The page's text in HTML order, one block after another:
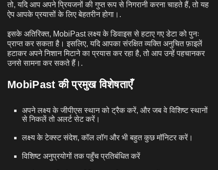
तो, यदि आप अपने प्रियजनों की गुप्त रूप से निगरानी करना चाहते हैं, तो यह
ऐप आपके प्रयासों के लिए बेहतरीन होगा।.
इसके अतिरिक्त, MobiPast लक्ष्य के डिवाइस से हटाए गए डेटा को पुनः
प्राप्त कर सकता है। इसलिए, यदि आपका संरक्षित व्यक्ति अनुचित फ़ाइलें
हटाकर अपने निशान मिटाने का प्रयास कर रहा है, तो आप उन्हें पहचानकर
उनसे सामना कर सकते हैं।.
MobiPast की प्रमुख विशेषताएँ
अपने लक्ष्य के जीपीएस स्थान को ट्रैक करें, और जब वे विशिष्ट स्थानों
से निकलें तो अलर्ट सेट करें।
लक्ष्य के टेक्स्ट संदेश, कॉल लॉग और भी बहुत कुछ मॉनिटर करें।
विशिष्ट अनुप्रयोगों तक पहुँच प्रतिबंधित करें